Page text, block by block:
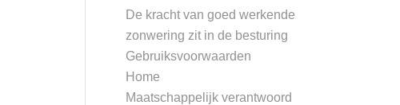
De kracht van goed werkende
zonwering zit in de besturing
Gebruiksvoorwaarden
Home
Maatschappelijk verantwoord